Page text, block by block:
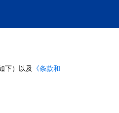
下）以及 《条款和